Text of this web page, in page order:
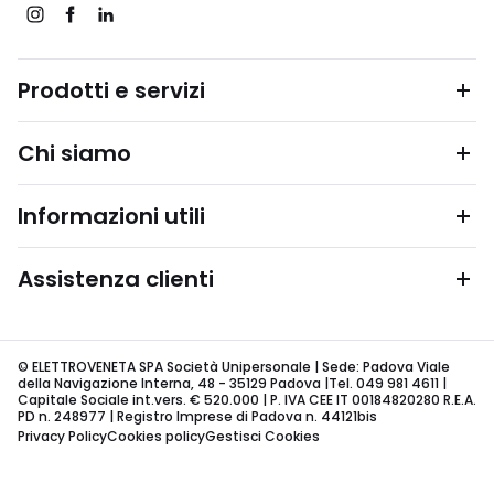
Prodotti e servizi
Chi siamo
Informazioni utili
Assistenza clienti
© ELETTROVENETA SPA Società Unipersonale | Sede: Padova Viale
della Navigazione Interna, 48 - 35129 Padova |Tel. 049 981 4611 |
Capitale Sociale int.vers. € 520.000 | P. IVA CEE IT 00184820280 R.E.A.
PD n. 248977 | Registro Imprese di Padova n. 44121bis
Privacy PolicyCookies policyGestisci Cookies